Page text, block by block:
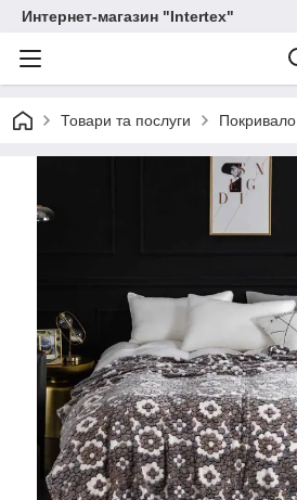
Интернет-магазин "Intertex"
Товари та послуги Покривало